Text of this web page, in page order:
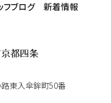
フブログ 新着情報
東入傘鉾町50番